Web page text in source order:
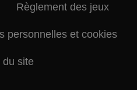
Règlement des jeux
personnelles et cookies
du site